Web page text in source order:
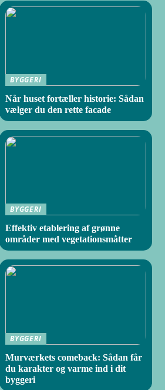
BYGGERI
Når huset fortæller historie: Sådan
vælger du den rette facade
BYGGERI
Effektiv etablering af grønne
områder med vegetationsmåtter
BYGGERI
Murværkets comeback: Sådan får
du karakter og varme ind i dit
byggeri